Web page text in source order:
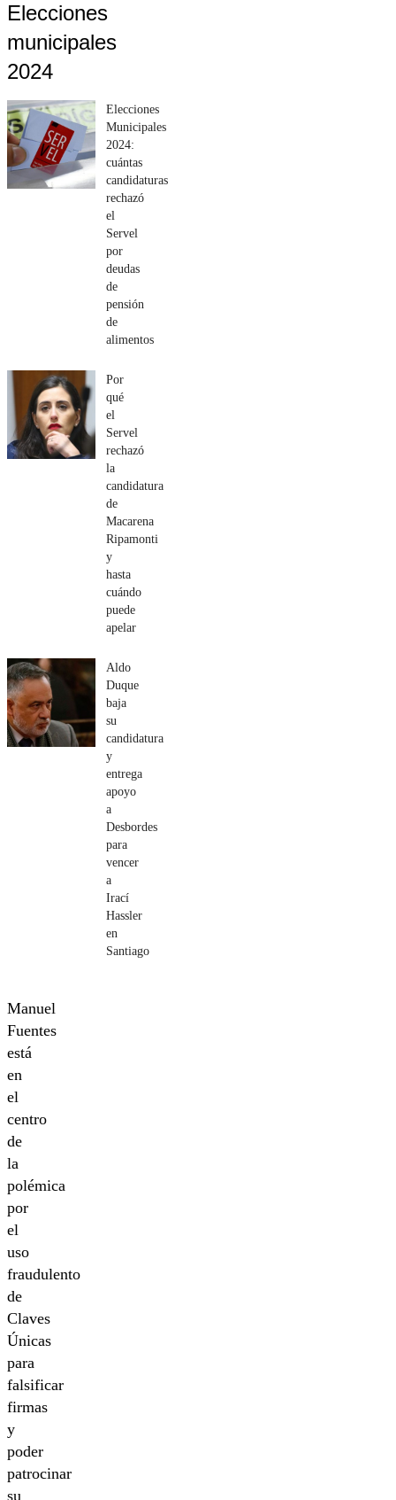
Elecciones
municipales
2024
Elecciones
Municipales
2024:
cuántas
candidaturas
rechazó
el
Servel
por
deudas
de
pensión
de
alimentos
Por
qué
el
Servel
rechazó
la
candidatura
de
Macarena
Ripamonti
y
hasta
cuándo
puede
apelar
Aldo
Duque
baja
su
candidatura
y
entrega
apoyo
a
Desbordes
para
vencer
a
Irací
Hassler
en
Santiago
Manuel
Fuentes
está
en
el
centro
de
la
polémica
por
el
uso
fraudulento
de
Claves
Únicas
para
falsificar
firmas
y
poder
patrocinar
su